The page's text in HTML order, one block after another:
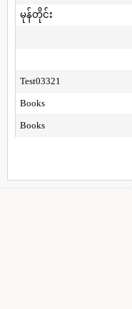
မုန်တိုင်း
Test03321
Books
Books